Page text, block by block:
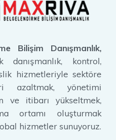
Bilişim Danışmanlık,
danışmanlık, kontrol,
hizmetleriyle sektöre
azaltmak, yönetimi
ve itibarı yükseltmek,
ortamı oluşturmak
hizmetler sunuyoruz.